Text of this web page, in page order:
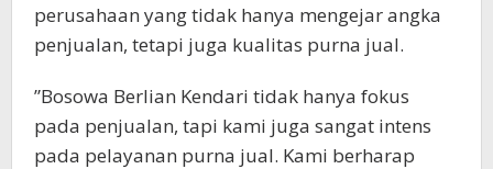
perusahaan yang tidak hanya mengejar angka
penjualan, tetapi juga kualitas purna jual.
​”Bosowa Berlian Kendari tidak hanya fokus
pada penjualan, tapi kami juga sangat intens
pada pelayanan purna jual. Kami berharap